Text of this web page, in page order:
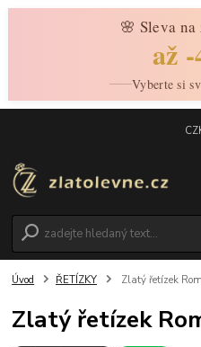
🌸 Sleva
až
Vyberte si
Úvod ŘETÍZKY Zlatý řetízek
Zlatý řetízek